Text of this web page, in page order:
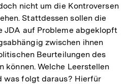
nicht um die Kontroversen
Stattdessen sollen die
JDA auf Probleme abgeklopft
zwischen ihnen
Beurteilungen des
können. Welche Leerstellen
was folgt daraus? Hierfür